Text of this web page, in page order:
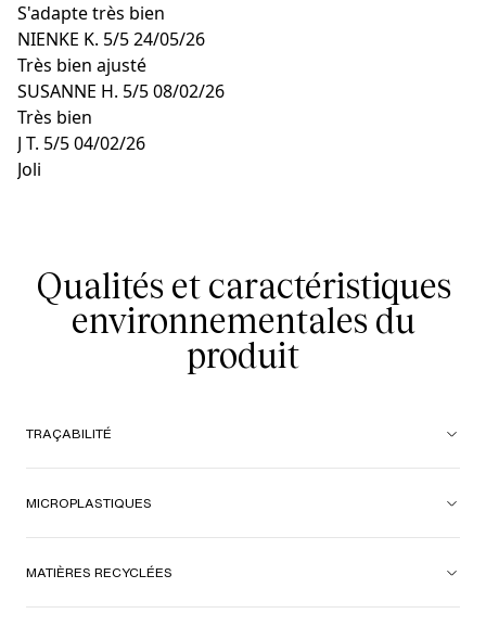
S'adapte très bien
NIENKE K. 5/524/05/26
Très bien ajusté
SUSANNE H. 5/508/02/26
Très bien
J T. 5/504/02/26
Joli
Qualités et caractéristiques
environnementales du
produit
TRAÇABILITÉ
MICROPLASTIQUES
MATIÈRES RECYCLÉES